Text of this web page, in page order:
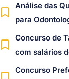
Análise das
para
Concurso de
com salários
Concurso